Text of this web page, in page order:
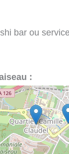
bar ou
: